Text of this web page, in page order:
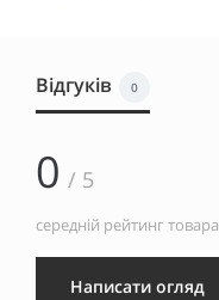
Відгуків 0
0 / 5
середній рейтинг товара
Написати огляд